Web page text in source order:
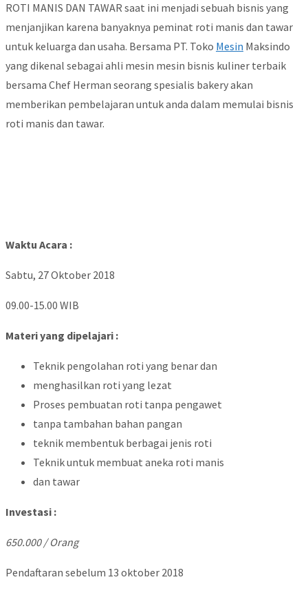
ROTI MANIS DAN TAWAR saat ini menjadi sebuah bisnis yang
menjanjikan karena banyaknya peminat roti manis dan tawar
untuk keluarga dan usaha. Bersama PT. Toko Mesin Maksindo
yang dikenal sebagai ahli mesin mesin bisnis kuliner terbaik
bersama Chef Herman seorang spesialis bakery akan
memberikan pembelajaran untuk anda dalam memulai bisnis
roti manis dan tawar.
Waktu Acara :
Sabtu, 27 Oktober 2018
09.00-15.00 WIB
Materi yang dipelajari :
Teknik pengolahan roti yang benar dan
menghasilkan roti yang lezat
Proses pembuatan roti tanpa pengawet
tanpa tambahan bahan pangan
teknik membentuk berbagai jenis roti
Teknik untuk membuat aneka roti manis
dan tawar
Investasi :
650.000 / Orang
Pendaftaran sebelum 13 oktober 2018